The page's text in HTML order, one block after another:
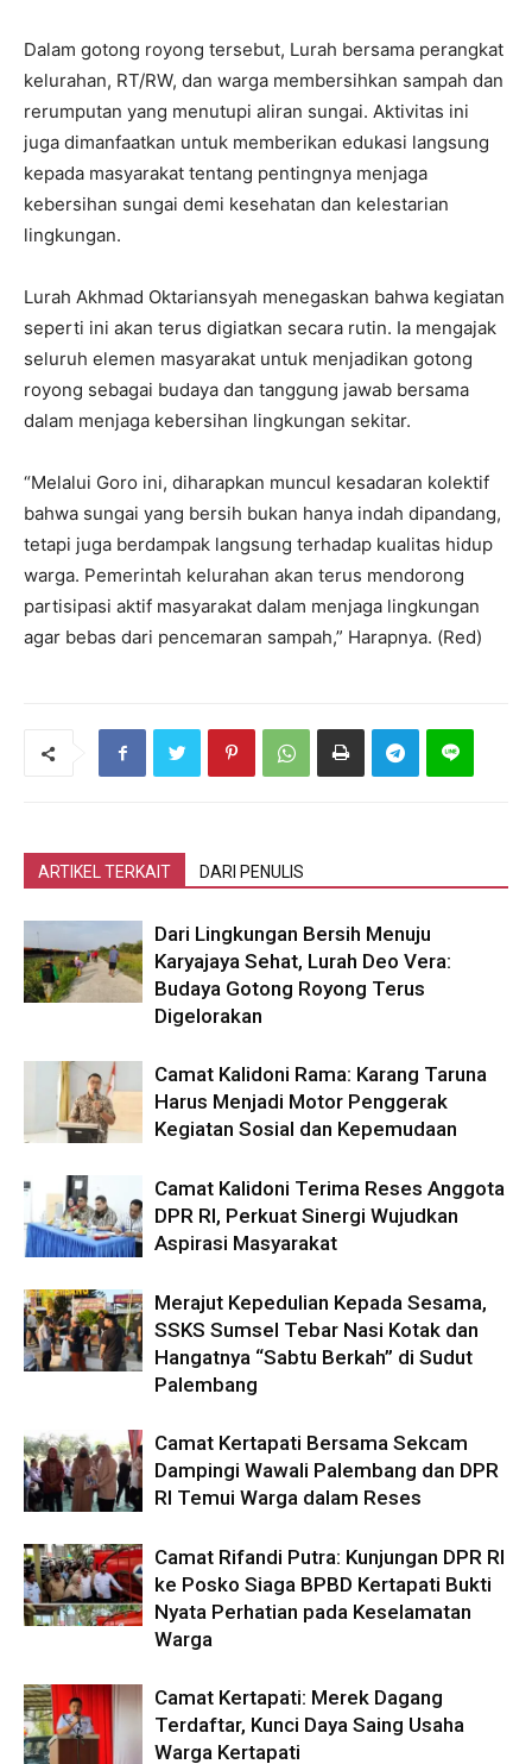
Dalam gotong royong tersebut, Lurah bersama perangkat
kelurahan, RT/RW, dan warga membersihkan sampah dan
rerumputan yang menutupi aliran sungai. Aktivitas ini
juga dimanfaatkan untuk memberikan edukasi langsung
kepada masyarakat tentang pentingnya menjaga
kebersihan sungai demi kesehatan dan kelestarian
lingkungan.
Lurah Akhmad Oktariansyah menegaskan bahwa kegiatan
seperti ini akan terus digiatkan secara rutin. Ia mengajak
seluruh elemen masyarakat untuk menjadikan gotong
royong sebagai budaya dan tanggung jawab bersama
dalam menjaga kebersihan lingkungan sekitar.
“Melalui Goro ini, diharapkan muncul kesadaran kolektif
bahwa sungai yang bersih bukan hanya indah dipandang,
tetapi juga berdampak langsung terhadap kualitas hidup
warga. Pemerintah kelurahan akan terus mendorong
partisipasi aktif masyarakat dalam menjaga lingkungan
agar bebas dari pencemaran sampah,” Harapnya. (Red)
ARTIKEL TERKAIT DARI PENULIS
Dari Lingkungan Bersih Menuju
Karyajaya Sehat, Lurah Deo Vera:
Budaya Gotong Royong Terus
Digelorakan
Camat Kalidoni Rama: Karang Taruna
Harus Menjadi Motor Penggerak
Kegiatan Sosial dan Kepemudaan
Camat Kalidoni Terima Reses Anggota
DPR RI, Perkuat Sinergi Wujudkan
Aspirasi Masyarakat
Merajut Kepedulian Kepada Sesama,
SSKS Sumsel Tebar Nasi Kotak dan
Hangatnya “Sabtu Berkah” di Sudut
Palembang
Camat Kertapati Bersama Sekcam
Dampingi Wawali Palembang dan DPR
RI Temui Warga dalam Reses
Camat Rifandi Putra: Kunjungan DPR RI
ke Posko Siaga BPBD Kertapati Bukti
Nyata Perhatian pada Keselamatan
Warga
Camat Kertapati: Merek Dagang
Terdaftar, Kunci Daya Saing Usaha
Warga Kertapati